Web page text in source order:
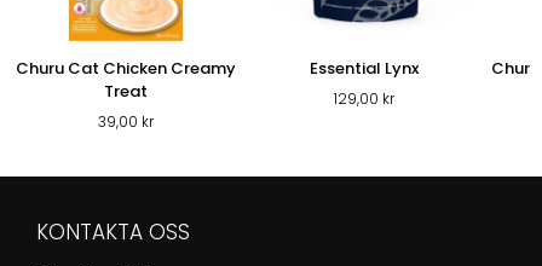
Churu Cat Chicken Creamy
Treat
39,00 kr
Essential Lynx
129,00 kr
KONTAKTA OSS